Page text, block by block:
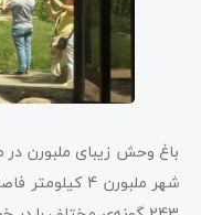
باغ وحش زیبای ملبورن